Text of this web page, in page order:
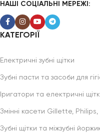
НАШІ СОЦІАЛЬНІ МЕРЕЖІ:
КАТЕГОРІЇ
Електричні зубні щітки
Зубні пасти та засоби для
Іригатори та електричні
Змінні касети Gillette,
Зубні щітки та міжзубні